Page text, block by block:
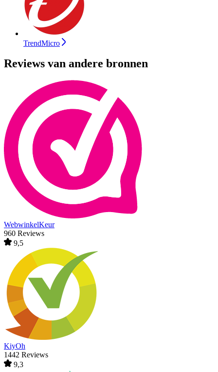
TrendMicro
Reviews van andere bronnen
WebwinkelKeur
960 Reviews
9,5
KiyOh
1442 Reviews
9,3